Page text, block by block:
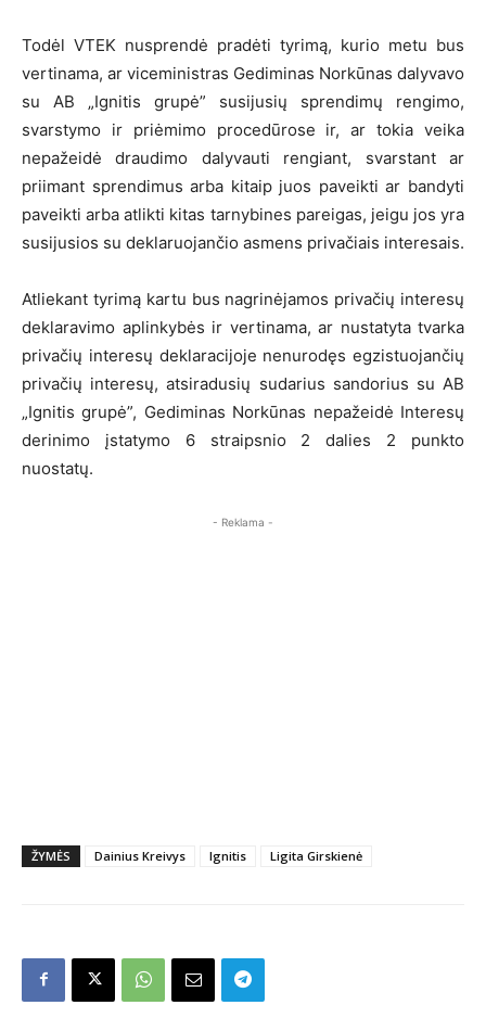
Todėl VTEK nusprendė pradėti tyrimą, kurio metu bus
vertinama, ar viceministras Gediminas Norkūnas dalyvavo
su AB „Ignitis grupė” susijusių sprendimų rengimo,
svarstymo ir priėmimo procedūrose ir, ar tokia veika
nepažeidė draudimo dalyvauti rengiant, svarstant ar
priimant sprendimus arba kitaip juos paveikti ar bandyti
paveikti arba atlikti kitas tarnybines pareigas, jeigu jos yra
susijusios su deklaruojančio asmens privačiais interesais.
Atliekant tyrimą kartu bus nagrinėjamos privačių interesų
deklaravimo aplinkybės ir vertinama, ar nustatyta tvarka
privačių interesų deklaracijoje nenurodęs egzistuojančių
privačių interesų, atsiradusių sudarius sandorius su AB
„Ignitis grupė”, Gediminas Norkūnas nepažeidė Interesų
derinimo įstatymo 6 straipsnio 2 dalies 2 punkto
nuostatų.
- Reklama -
ŽYMĖS Dainius Kreivys Ignitis Ligita Girskienė